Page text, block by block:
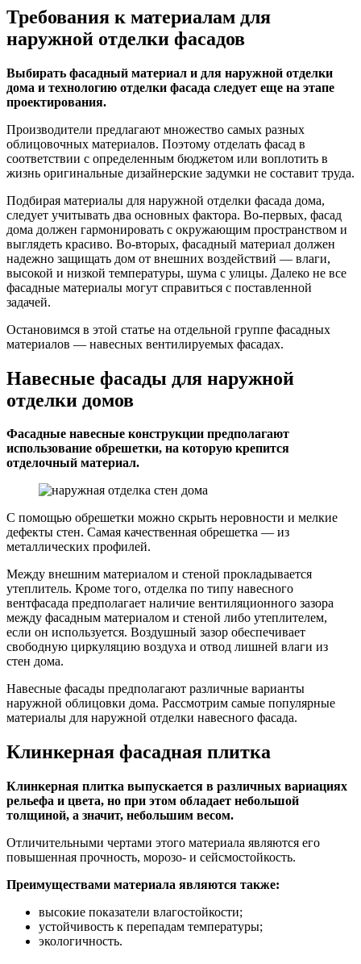
Требования к материалам для
наружной отделки фасадов
Выбирать фасадный материал и для наружной отделки
дома и технологию отделки фасада следует еще на этапе
проектирования.
Производители предлагают множество самых разных
облицовочных материалов. Поэтому отделать фасад в
соответствии с определенным бюджетом или воплотить в
жизнь оригинальные дизайнерские задумки не составит труда.
Подбирая материалы для наружной отделки фасада дома,
следует учитывать два основных фактора. Во-первых, фасад
дома должен гармонировать с окружающим пространством и
выглядеть красиво. Во-вторых, фасадный материал должен
надежно защищать дом от внешних воздействий — влаги,
высокой и низкой температуры, шума с улицы. Далеко не все
фасадные материалы могут справиться с поставленной
задачей.
Остановимся в этой статье на отдельной группе фасадных
материалов — навесных вентилируемых фасадах.
Навесные фасады для наружной
отделки домов
Фасадные навесные конструкции предполагают
использование обрешетки, на которую крепится
отделочный материал.
С помощью обрешетки можно скрыть неровности и мелкие
дефекты стен. Самая качественная обрешетка — из
металлических профилей.
Между внешним материалом и стеной прокладывается
утеплитель. Кроме того, отделка по типу навесного
вентфасада предполагает наличие вентиляционного зазора
между фасадным материалом и стеной либо утеплителем,
если он используется. Воздушный зазор обеспечивает
свободную циркуляцию воздуха и отвод лишней влаги из
стен дома.
Навесные фасады предполагают различные варианты
наружной облицовки дома. Рассмотрим самые популярные
материалы для наружной отделки навесного фасада.
Клинкерная фасадная плитка
Клинкерная плитка выпускается в различных вариациях
рельефа и цвета, но при этом обладает небольшой
толщиной, а значит, небольшим весом.
Отличительными чертами этого материала являются его
повышенная прочность, морозо- и сейсмостойкость.
Преимуществами материала являются также:
высокие показатели влагостойкости;
устойчивость к перепадам температуры;
экологичность.